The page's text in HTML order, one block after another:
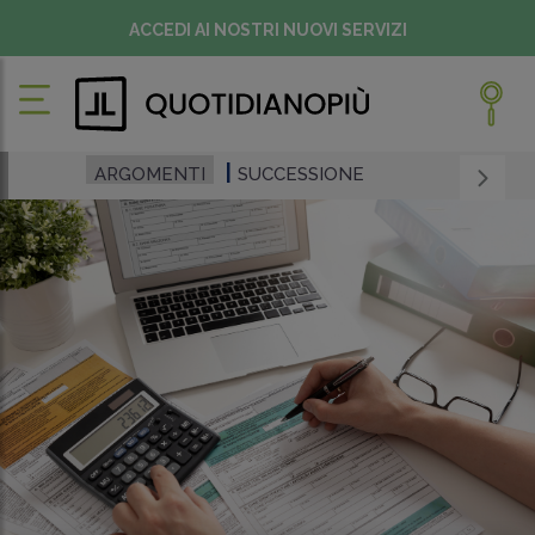
ACCEDI AI NOSTRI NUOVI SERVIZI
ARGOMENTI SUCCESSIONE